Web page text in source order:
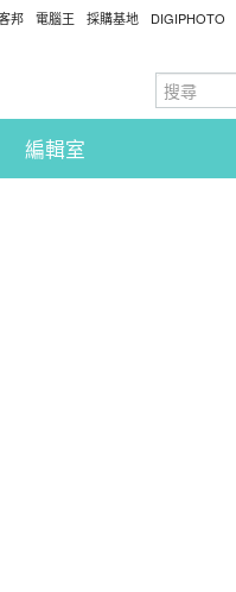
邦 電腦王 採購基地 DIGIPHOTO
編輯室